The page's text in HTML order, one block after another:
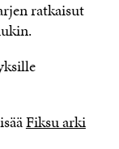
ratkaisut
Fiksu arki